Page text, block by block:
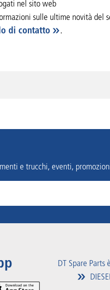
nel sito web
sulle ultime novità del
di contatto .
e trucchi, eventi,
DT Spare Parts